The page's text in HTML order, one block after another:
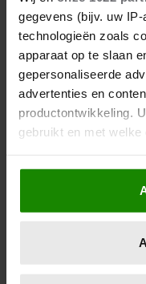
gegevens (bijv. uw
technologieën zoals
apparaat op te slaan
gepersonaliseerde
advertenties en
productontwikkeling.
gebruikt en met welke
Als u het toestaat,
Informatie
locatie, die tot
scannen op